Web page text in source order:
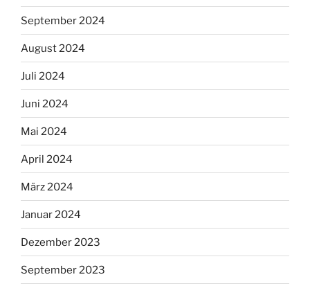
September 2024
August 2024
Juli 2024
Juni 2024
Mai 2024
April 2024
März 2024
Januar 2024
Dezember 2023
September 2023